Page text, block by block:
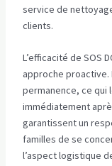
service de
clients.
L’efficacité de SOS
approche
permanence, ce qui
immédiatement
garantissent un
familles de se
l’aspect logistique